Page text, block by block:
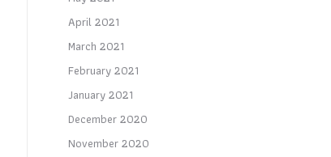
April 2021
March 2021
February 2021
January 2021
December 2020
November 2020